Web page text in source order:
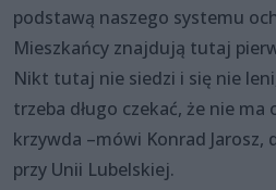
podstawą naszego systemu
Mieszkańcy znajdują tutaj
Nikt tutaj nie siedzi i się nie
trzeba długo czekać, że nie
krzywda –mówi Konrad Jarosz,
przy Unii Lubelskiej.